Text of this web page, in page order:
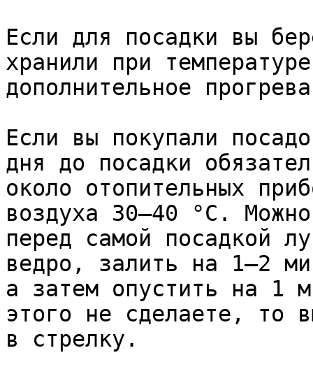
Если для посадки вы
хранили при
дополнительное
Если вы покупали
дня до посадки
около отопительных
воздуха 30–40 °С.
перед самой посадкой
ведро, залить на 1–2
а затем опустить на 1
этого не сделаете, то
в стрелку.